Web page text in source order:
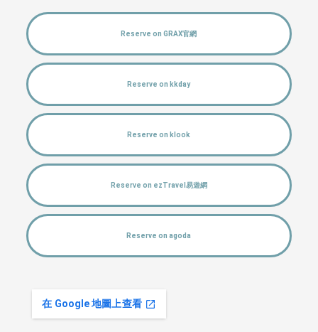
Reserve on GRAX官網
Reserve on kkday
Reserve on klook
Reserve on ezTravel易遊網
Reserve on agoda
在 Google 地圖上查看